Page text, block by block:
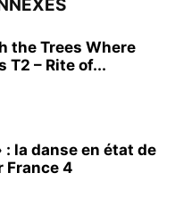
the Trees Where
T2 – Rite of...
: la danse en état de
France 4